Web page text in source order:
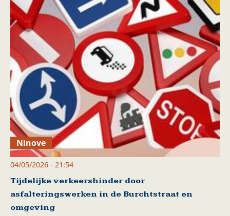
Ninove
04/05/2026 - 21:54
Tijdelijke verkeershinder door
asfalteringswerken in de Burchtstraat en
omgeving